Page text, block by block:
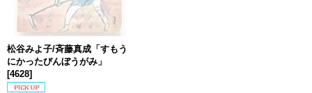
松谷みよ子/斉藤真成「すもう
にかったびんぼうがみ」
[4628]